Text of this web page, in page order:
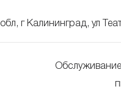
г Калининград, ул